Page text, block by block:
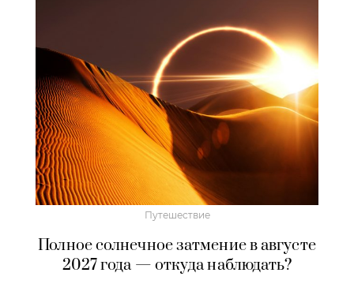
Путешествие
Полное солнечное затмение в августе
2027 года — откуда наблюдать?